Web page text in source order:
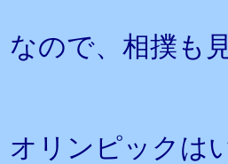
なので、相撲も
オリンピックは